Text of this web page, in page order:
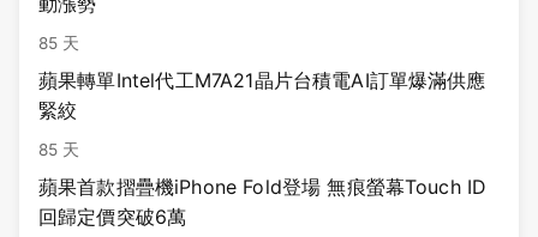
85 天
蘋果轉單Intel代工M7A21晶片台積電AI訂單爆滿供應
緊絞
85 天
蘋果首款摺疊機iPhone Fold登場 無痕螢幕Touch ID
回歸定價突破6萬